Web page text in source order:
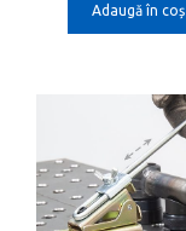
f
5
fost:
Adaugă în coș